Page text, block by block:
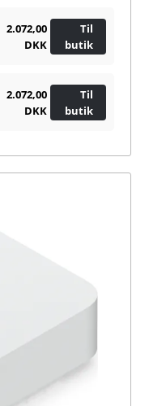
2.072,00
DKK
Til
butik
2.072,00
DKK
Til
butik